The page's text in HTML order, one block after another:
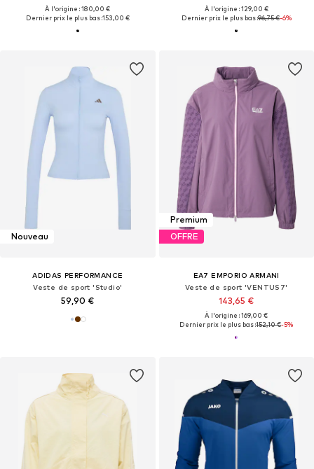
À l'origine : 180,00 €
Dernier prix le plus bas :153,00 €
À l'origine : 129,00 €
Dernier prix le plus bas :96,75 €-6%
Nouveau
ADIDAS PERFORMANCE
Veste de sport 'Studio'
59,90 €
Premium
OFFRE
EA7 EMPORIO ARMANI
Veste de sport 'VENTUS7'
143,65 €
À l'origine : 169,00 €
Dernier prix le plus bas :152,10 €-5%